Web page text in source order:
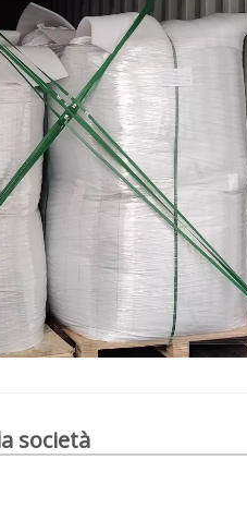
società